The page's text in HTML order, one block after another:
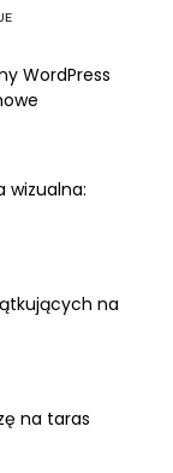
WordPress
wizualna:
na
na taras